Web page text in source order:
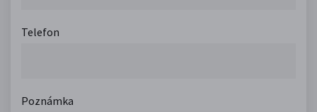
Telefon
Poznámka